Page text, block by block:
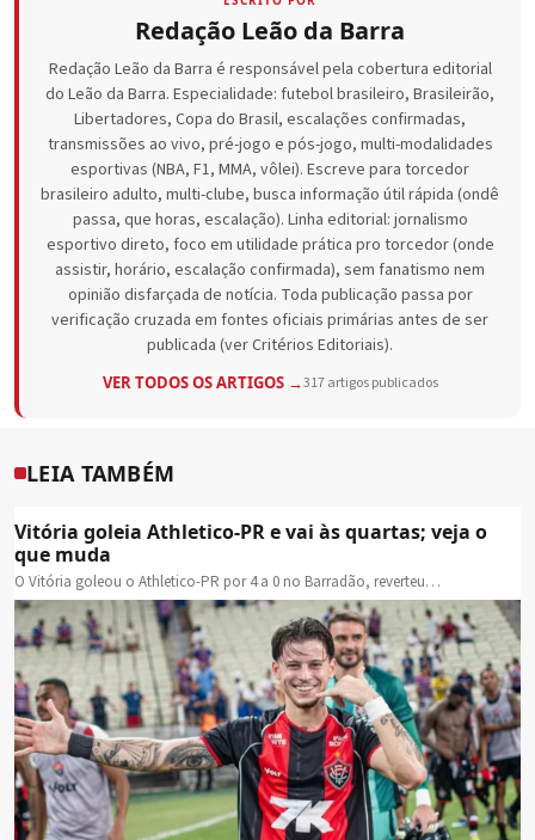
Redação Leão da Barra
Redação Leão da Barra é responsável pela cobertura editorial
do Leão da Barra. Especialidade: futebol brasileiro, Brasileirão,
Libertadores, Copa do Brasil, escalações confirmadas,
transmissões ao vivo, pré-jogo e pós-jogo, multi-modalidades
esportivas (NBA, F1, MMA, vôlei). Escreve para torcedor
brasileiro adulto, multi-clube, busca informação útil rápida (ondê
passa, que horas, escalação). Linha editorial: jornalismo
esportivo direto, foco em utilidade prática pro torcedor (onde
assistir, horário, escalação confirmada), sem fanatismo nem
opinião disfarçada de notícia. Toda publicação passa por
verificação cruzada em fontes oficiais primárias antes de ser
publicada (ver Critérios Editoriais).
VER TODOS OS ARTIGOS →317 artigos publicados
LEIA TAMBÉM
Vitória goleia Athletico-PR e vai às quartas; veja o
que muda
O Vitória goleou o Athletico-PR por 4 a 0 no Barradão, reverteu…